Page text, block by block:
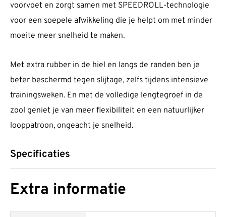
voorvoet en zorgt samen met SPEEDROLL-technologie
voor een soepele afwikkeling die je helpt om met minder
moeite meer snelheid te maken.
Met extra rubber in de hiel en langs de randen ben je
beter beschermd tegen slijtage, zelfs tijdens intensieve
trainingsweken. En met de volledige lengtegroef in de
zool geniet je van meer flexibiliteit en een natuurlijker
looppatroon, ongeacht je snelheid.
Specificaties
Extra informatie